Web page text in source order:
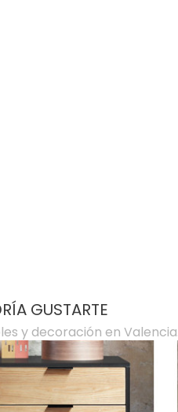
GUSTARTE
y decoración en